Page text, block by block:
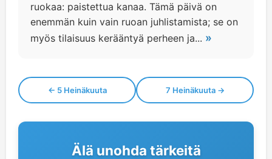
ruokaa: paistettua kanaa. Tämä päivä on
enemmän kuin vain ruoan juhlistamista; se on
myös tilaisuus kerääntyä perheen ja... »
← 5 Heinäkuuta 7 Heinäkuuta →
Älä unohda tärkeitä